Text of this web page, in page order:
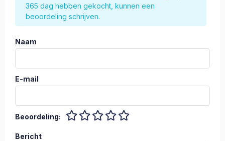
365 dag hebben gekocht, kunnen een
beoordeling schrijven.
Naam
E-mail
Beoordeling:
Bericht